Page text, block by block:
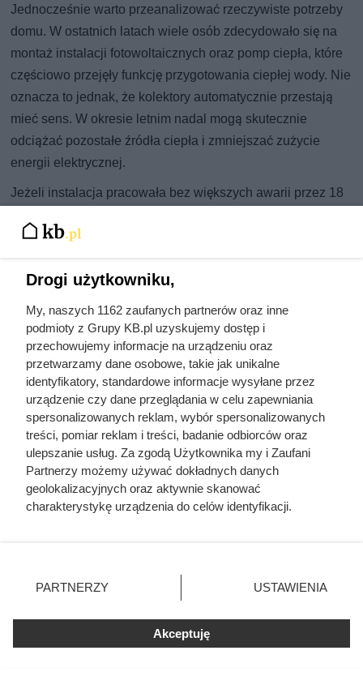
Jednocześnie warto przeanalizować rzeczywiste potrzeby
domu. W ostatnich latach wiele osób zdecydowało się na
montaż instalacji fotowoltaicznych oraz pomp ciepła, które
częściowo przejęły funkcję przygotowania ciepłej wody. Nie
oznacza to jednak, że kolektory automatycznie przestają
mieć sens. W okresie letnim nadal mogą skutecznie
odciążać pozostałe źródła ciepła i zmniejszać zużycie
energii elektrycznej.
Jeżeli instalacja pracowała bez większych awarii przez 18
wymieniać cały system, rozsądniej jest rozpocząć od
rzeczywisty stan poszczególnych elementów i pozwoli
Czytaj także:
Ta kultowa kawa mocno potaniała. Klienci Dino
biorą po dwa opakowania
Rezerwują po 4 paczki w koszyku. Luksusowa
kawa w ALDI przeceniona o 91%
Aldi odpala mega promocję -91%: kawa Dallmayr
po 3,99 zł za paczkę
Drogi użytkowniku,
My, naszych 1162 zaufanych partnerów oraz inne
podmioty z Grupy KB.pl uzyskujemy dostęp i
przechowujemy informacje na urządzeniu oraz
przetwarzamy dane osobowe, takie jak unikalne
identyfikatory, standardowe informacje wysyłane przez
urządzenie czy dane przeglądania w celu zapewniania
spersonalizowanych reklam, wybór spersonalizowanych
treści, pomiar reklam i treści, badanie odbiorców oraz
ulepszanie usług. Za zgodą Użytkownika my i Zaufani
Partnerzy możemy używać dokładnych danych
geolokalizacyjnych oraz aktywnie skanować
charakterystykę urządzenia do celów identyfikacji.
zmienić/wycofać klikając przycisk ustawień prywatności
znajdujący się w lewym dolnym rogu strony. Niektóre
użytkownika, ale masz prawo sprzeciwić się takiemu
przetwarzaniu. Preferencje będą miały zastosowania tylko
PARTNERZY USTAWIENIA
Akceptuję